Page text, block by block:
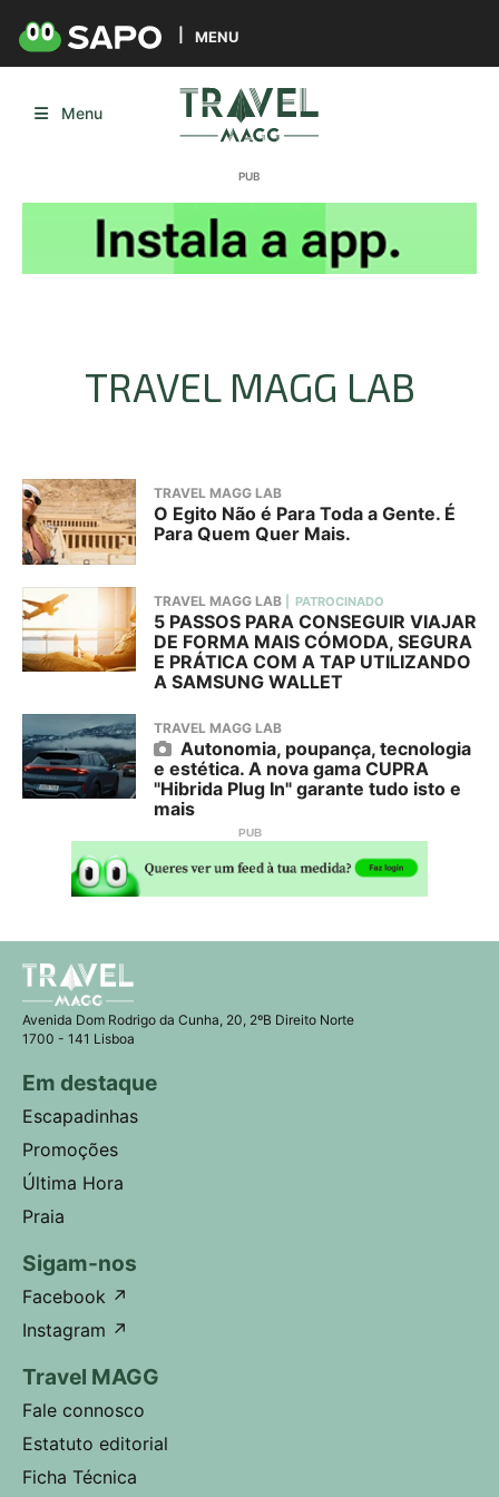
MENU
Menu
TRAVEL MAGG LAB
TRAVEL MAGG LAB
O Egito Não é Para Toda a Gente. É
Para Quem Quer Mais.
TRAVEL MAGG LAB PATROCINADO
5 PASSOS PARA CONSEGUIR VIAJAR
DE FORMA MAIS CÓMODA, SEGURA
E PRÁTICA COM A TAP UTILIZANDO
A SAMSUNG WALLET
TRAVEL MAGG LAB
Autonomia, poupança, tecnologia
e estética. A nova gama CUPRA
"Hibrida Plug In" garante tudo isto e
mais
Avenida Dom Rodrigo da Cunha, 20, 2ºB Direito Norte
1700 - 141 Lisboa
Em destaque
Escapadinhas
Promoções
Última Hora
Praia
Sigam-nos
Facebook ↗
Instagram ↗
Travel MAGG
Fale connosco
Estatuto editorial
Ficha Técnica